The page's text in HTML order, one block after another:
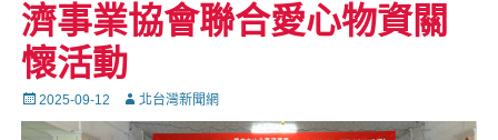
濟事業協會聯合愛心物資關
懷活動
Posted
on
2025-09-12 Autor北台灣新聞網